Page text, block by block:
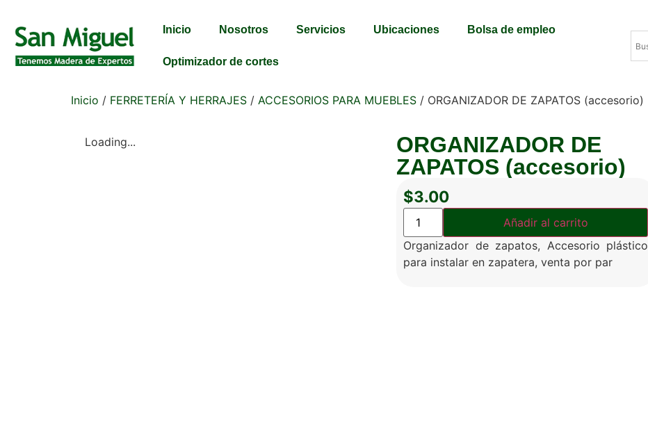
Inicio Nosotros Servicios Ubicaciones Bolsa de empleo
Optimizador de cortes
Inicio / FERRETERÍA Y HERRAJES / ACCESORIOS PARA MUEBLES / ORGANIZADOR DE ZAPATOS (accesorio)
Loading...
ORGANIZADOR DE
ZAPATOS (accesorio)
$3.00
Añadir al carrito
Organizador de zapatos, Accesorio plástico
para instalar en zapatera, venta por par